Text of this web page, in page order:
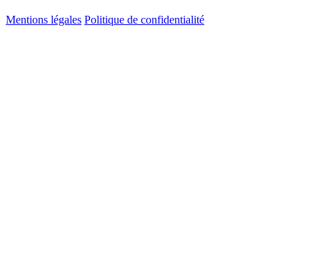
Mentions légales Politique de confidentialité